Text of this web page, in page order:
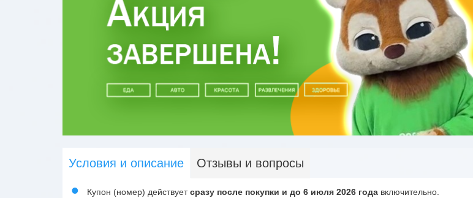
Условия и описание Отзывы и вопросы
Купон (номер) действуетсразу после покупки и до 6 июля 2026 года включительно.